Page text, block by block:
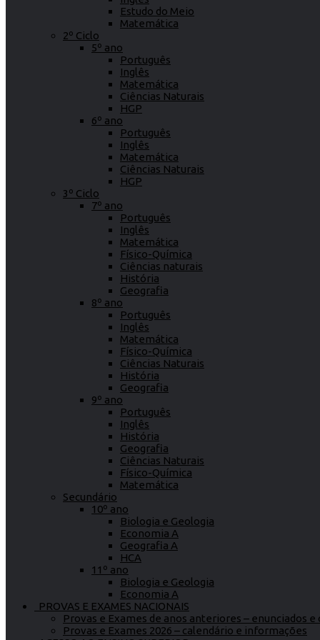
Estudo do Meio
Matemática
2º Ciclo
5º ano
Português
Inglês
Matemática
Ciências Naturais
HGP
6º ano
Português
Inglês
Matemática
Ciências Naturais
HGP
3º Ciclo
7º ano
Português
Inglês
Matemática
Físico-Química
Ciências naturais
História
Geografia
8º ano
Português
Inglês
Matemática
Físico-Química
Ciências Naturais
História
Geografia
9º ano
Português
Inglês
História
Geografia
Ciências Naturais
Físico-Química
Matemática
Secundário
10º ano
Biologia e Geologia
Economia A
Geografia A
HCA
11º ano
Biologia e Geologia
Economia A
PROVAS E EXAMES NACIONAIS
Provas e Exames de anos anteriores – enunciados
Provas e Exames 2026 – calendário e informações